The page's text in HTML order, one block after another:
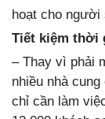
hoạt cho người
Tiết kiệm thời
– Thay vì phải
nhiều nhà
chỉ cần làm